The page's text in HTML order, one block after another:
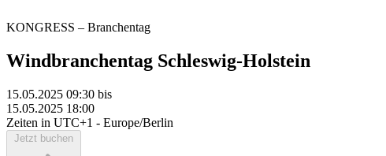
KONGRESS – Branchentag
Windbranchentag Schleswig-Holstein
15.05.2025 09:30 bis
15.05.2025 18:00
Zeiten in UTC+1 - Europe/Berlin